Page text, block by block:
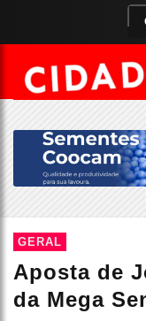
GERAL
Aposta de
da Mega